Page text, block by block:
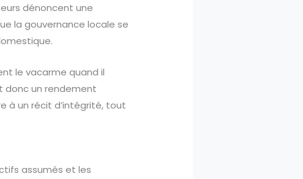
dénoncent une
la gouvernance locale se
le vacarme quand il
donc un rendement
à un récit d’intégrité, tout
assumés et les